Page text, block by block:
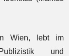
Wien, lebt im
und